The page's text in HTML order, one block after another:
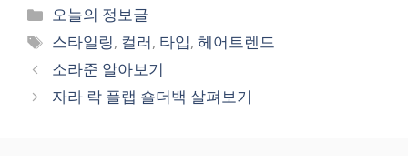
카
테
리
오늘의 정보글
태
그
스타일링, 컬러, 타입,헤어트렌드
소라준 알아보기
자라 락 플랩 숄더백 살펴보기